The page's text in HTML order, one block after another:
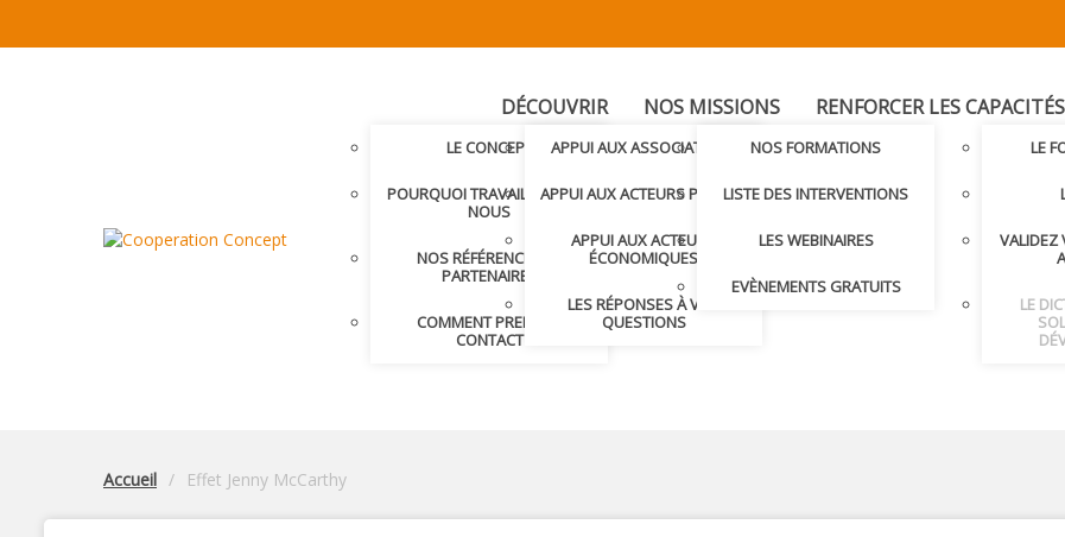
DÉCOUVRIR
LE CONCEPT
POURQUOI TRAVAILLER AVEC
NOUS
NOS RÉFÉRENCES ET
PARTENAIRES
COMMENT PRENDRE
CONTACT
NOS MISSIONS
APPUI AUX ASSOCIATIONS
APPUI AUX ACTEURS PUBLICS
APPUI AUX ACTEURS
ÉCONOMIQUES
LES RÉPONSES À VOS
QUESTIONS
RENFORCER LES CAPACITÉS
NOS FORMATIONS
LISTE DES INTERVENTIONS
LES WEBINAIRES
EVÈNEMENTS GRATUITS
LE
VALIDEZ
LE
Accueil Effet Jenny McCarthy